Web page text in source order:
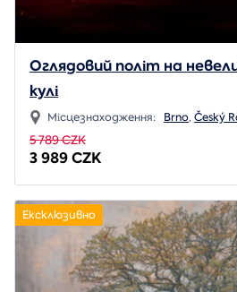
Оглядовий політ на
кулі
Місцезнаходження: Brno,Český
5 789 CZK
3 989 CZK
Ексклюзивно